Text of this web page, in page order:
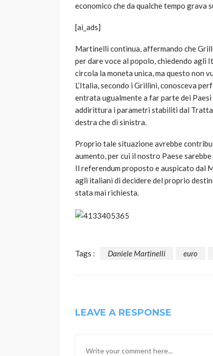
economico che da qualche tempo grava
[ai_ads]
Martinelli continua, affermando che
per dare voce al popolo, chiedendo agli
circola la moneta unica, ma questo non
L’Italia, secondo i Grillini, conosceva
entrata ugualmente a far parte dei
addirittura i parametri stabiliti dal
destra che di sinistra.
Proprio tale situazione avrebbe
aumento, per cui il nostro Paese
Il referendum proposto e auspicato dal
agli italiani di decidere del proprio
stata mai richiesta.
Tags : Daniele Martinelli euro
LEAVE A RESPONSE